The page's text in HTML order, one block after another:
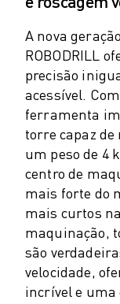
MÁQUINAS DE
HARDWARE ROBOSHOT
SOFTWARE ROBOSHOT
SUSTENTABILIDADE
PACK ROBOSHOT -
MANUTENÇÃO
CUSTO TOTAL DE
MÁQUINAS EDM DE
ROBOCUT MÁQUINAS
HARDWARE ROBOCUT
SOFTWARE ROBOCUT
MANUTENÇÃO
SUSTENTABILIDADE
SOLUÇÕES IIOT
SOLUÇÕES PARA
A nova
ROBODRILL
precisão
acessível.
ferramenta
torre capaz
um peso de 4
centro de
mais forte do
mais curtos
maquinação,
são
velocidade,
incrível e